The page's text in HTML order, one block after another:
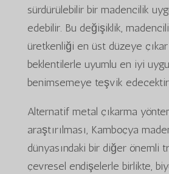
sürdürülebilir bir madencilik
edebilir. Bu değişiklik,
üretkenliği en üst düzeye
beklentilerle uyumlu en iyi
benimsemeye teşvik
Alternatif metal çıkarma
araştırılması, Kamboçya
dünyasındaki bir diğer önemli
çevresel endişelerle birlikte,